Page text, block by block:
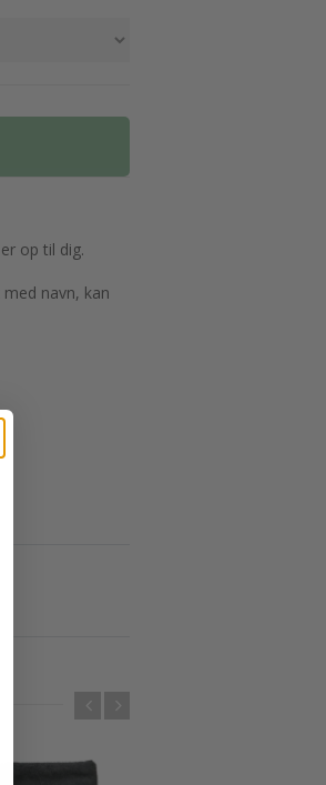
op til dig.
navn, kan